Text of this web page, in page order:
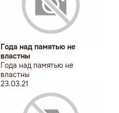
Года над памятью не
властны
Года над памятью не
властны
23.03.21